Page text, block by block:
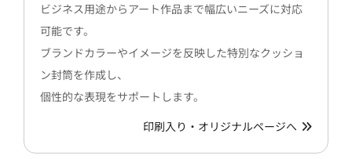
ビジネス用途からアート作品まで幅広いニーズに対応
可能です。
ブランドカラーやイメージを反映した特別なクッショ
ン封筒を作成し、
個性的な表現をサポートします。
印刷入り・オリジナルページへ